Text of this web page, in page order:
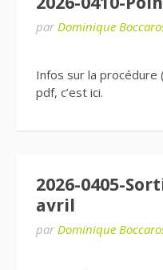
par Dominique
Infos sur la procédure
pdf, c’est ici.
2026-0405-
avril
par Dominique